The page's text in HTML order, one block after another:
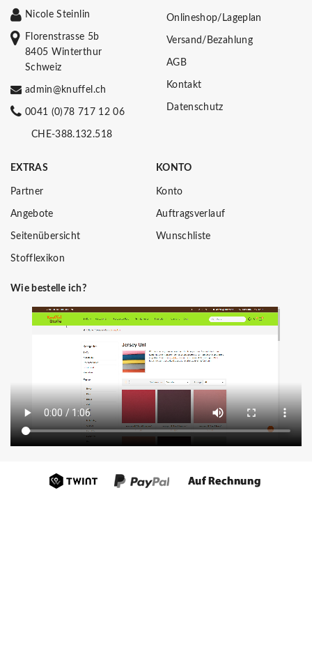
Nicole Steinlin
Florenstrasse 5b
8405 Winterthur
Schweiz
admin@knuffel.ch
0041 (0)78 717 12 06
CHE-388.132.518
Onlineshop/Lageplan
Versand/Bezahlung
AGB
Kontakt
Datenschutz
EXTRAS
Partner
Angebote
Seitenübersicht
Stofflexikon
KONTO
Konto
Auftragsverlauf
Wunschliste
Wie bestelle ich?